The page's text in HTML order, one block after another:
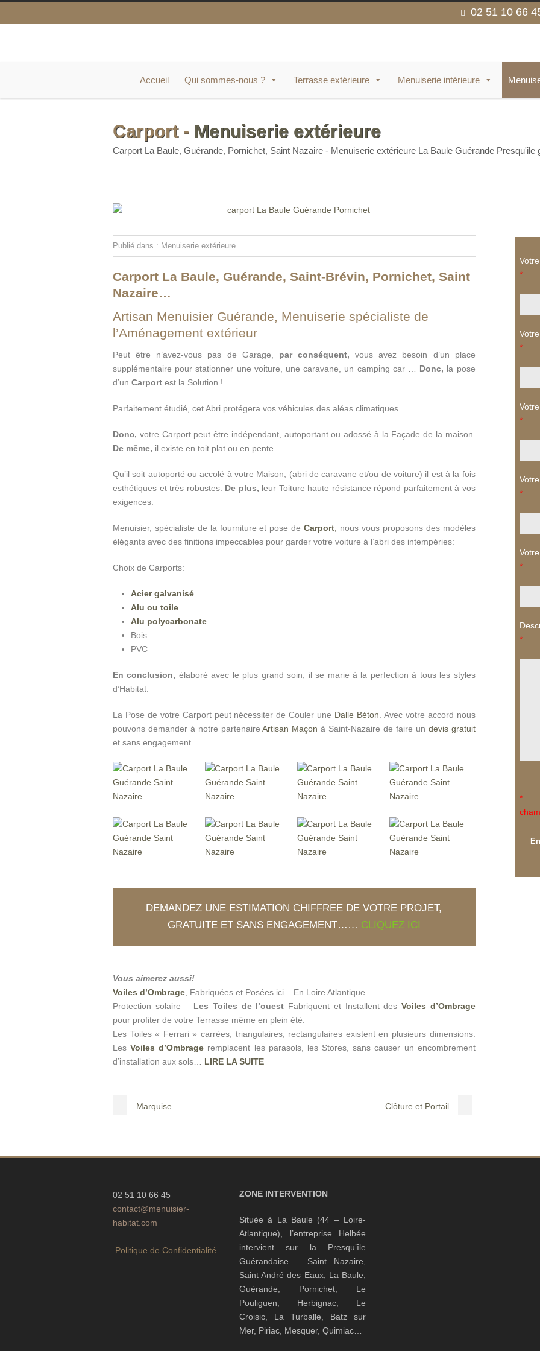
02 51 10 66
Accueil Qui sommes-nous ? Terrasse extérieure Menuiserie intérieure
Carport - Menuiserie extérieure
Carport La Baule, Guérande, Pornichet, Saint Nazaire - Menuiserie extérieure La Baule Guérande Presqu'ile
Publié dans : Menuiserie extérieure
Carport La Baule, Guérande, Saint-Brévin, Pornichet, Saint
Nazaire…
Artisan Menuisier Guérande, Menuiserie spécialiste de
l’Aménagement extérieur
Peut être n’avez-vous pas de Garage, par conséquent,vous avez besoin d’un place
supplémentaire pour stationner une voiture, une caravane, un camping car … Donc, la pose
d’un Carport est la Solution !
Parfaitement étudié, cet Abri protégera vos véhicules des aléas climatiques.
Donc, votre Carport peut être indépendant, autoportant ou adossé à la Façade de la maison.
De même, il existe en toit plat ou en pente.
Qu’il soit autoporté ou accolé à votre Maison, (abri de caravane et/ou de voiture) il est à la fois
esthétiques et très robustes. De plus, leur Toiture haute résistance répond parfaitement à vos
exigences.
Menuisier, spécialiste de la fourniture et pose deCarport
nous vous proposons des modèles
élégants avec des finitions impeccables pour garder votre voiture à l’abri des intempéries:
Choix de Carports:
Acier galvanisé
Alu ou toile
Alu polycarbonate
Bois
PVC
En conclusion, élaboré avec le plus grand soin, il se marie à la perfection à tous les styles
d’Habitat.
La Pose de votre Carport peut nécessiter de Couler une Dalle Béton . Avec votre accord nous
pouvons demander à notre partenaireArtisan Maçon à Saint-Nazaire de faire un devis gratuit
et sans engagement.
DEMANDEZ UNE ESTIMATION CHIFFREE DE VOTRE PROJET,
GRATUITE ET SANS ENGAGEMENT…… CLIQUEZ ICI
Vous aimerez aussi!
Voiles d’Ombrage , Fabriquées et Posées ici .. En Loire Atlantique
Protection solaire – Les Toiles de l’ouest Fabriquent et Installent des Voiles d’Ombrage
pour profiter de votre Terrasse même en plein été.
Les Toiles « Ferrari » carrées, triangulaires, rectangulaires existent en plusieurs dimensions.
LesVoiles d’Ombrage remplacent les parasols, les Stores, sans causer un encombrement
d’installation aux sols… LIRE LA SUITE
Marquise Clôture et Portail
*
*
*
*
*
*
*
02 51 10 66 45
contact@menuisier-
habitat.com
Politique de Confidentialité
ZONE INTERVENTION
Située à La Baule (44 – Loire-
Atlantique), l’entreprise Helbée
intervient sur la Presqu’île
Guérandaise – Saint Nazaire,
Saint André des Eaux, La Baule,
Guérande, Pornichet, Le
Pouliguen, Herbignac, Le
Croisic, La Turballe, Batz sur
Mer, Piriac, Mesquer, Quimiac…